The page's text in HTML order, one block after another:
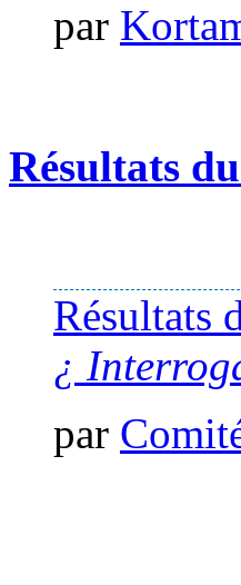
par
Résultats
Résultats
¿
par